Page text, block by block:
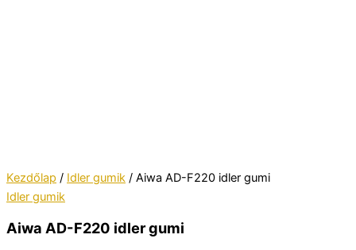
Kezdőlap / Idler gumik / Aiwa AD-F220 idler gumi
Idler gumik
Aiwa AD-F220 idler gumi